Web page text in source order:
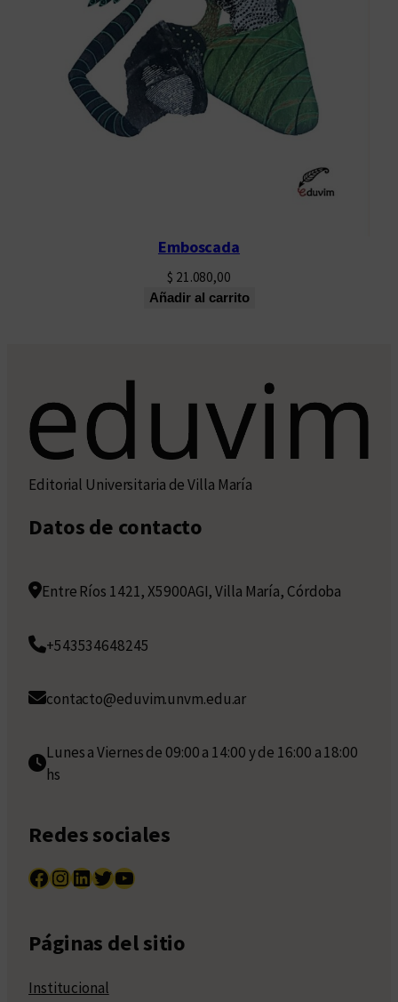
Emboscada
$ 21.080,00
Añadir al carrito
Editorial Universitaria de Villa María
Datos de contacto
Entre Ríos 1421, X5900AGI, Villa María, Córdoba
+543534648245
contacto@eduvim.unvm.edu.ar
Lunes a Viernes de 09:00 a 14:00 y de 16:00 a 18:00
hs
Redes sociales
Facebook InstagramLinkedIn Twitter YouTube
Páginas del sitio
Institucional